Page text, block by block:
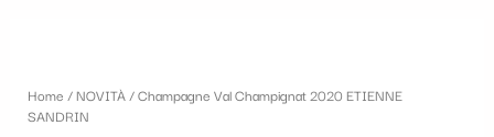
Home /NOVITÀ/ Champagne Val Champignat 2020 ETIENNE
SANDRIN